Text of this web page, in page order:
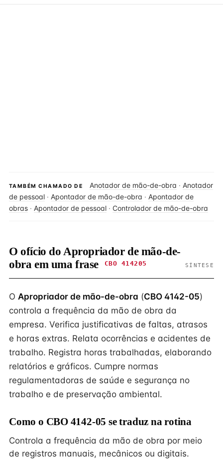
TAMBÉM CHAMADO DE Anotador de mão-de-obra · Anotador
de pessoal · Apontador de mão-de-obra · Apontador de
obras · Apontador de pessoal · Controlador de mão-de-obra
O ofício do Apropriador de mão-de-
obra em uma frase
CBO 414205 SÍNTESE
O Apropriador de mão-de-obra (CBO 4142-05)
controla a frequência da mão de obra da
empresa. Verifica justificativas de faltas, atrasos
e horas extras. Relata ocorrências e acidentes de
trabalho. Registra horas trabalhadas, elaborando
relatórios e gráficos. Cumpre normas
regulamentadoras de saúde e segurança no
trabalho e de preservação ambiental.
Como o CBO 4142-05 se traduz na rotina
Controla a frequência da mão de obra por meio
de registros manuais, mecânicos ou digitais.